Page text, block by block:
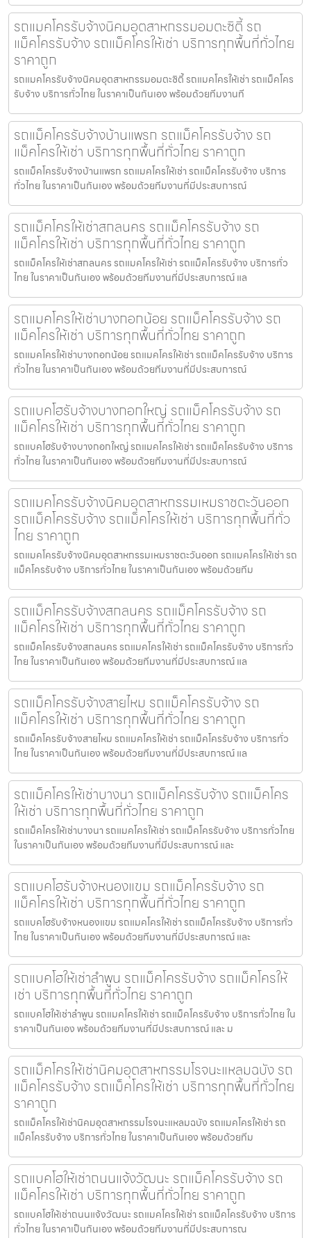
รถแมคโครรับจ้างนิคมอุตสาหกรรมอมตะซิตี้ รถ
แม็คโครรับจ้าง รถแม็คโครให้เช่า บริการทุกพื้นที่ทั่วไทย
ราคาถูก
รถแมคโครรับจ้างนิคมอุตสาหกรรมอมตะซิตี้ รถแมคโครให้เช่า รถแม็คโคร
รับจ้าง บริการทั่วไทย ในราคาเป็นกันเอง พร้อมด้วยทีมงานที
รถแม็คโครรับจ้างบ้านแพรก รถแม็คโครรับจ้าง รถ
แม็คโครให้เช่า บริการทุกพื้นที่ทั่วไทย ราคาถูก
รถแม็คโครรับจ้างบ้านแพรก รถแมคโครให้เช่า รถแม็คโครรับจ้าง บริการ
ทั่วไทย ในราคาเป็นกันเอง พร้อมด้วยทีมงานที่มีประสบการณ์
รถแม็คโครให้เช่าสกลนคร รถแม็คโครรับจ้าง รถ
แม็คโครให้เช่า บริการทุกพื้นที่ทั่วไทย ราคาถูก
รถแม็คโครให้เช่าสกลนคร รถแมคโครให้เช่า รถแม็คโครรับจ้าง บริการทั่ว
ไทย ในราคาเป็นกันเอง พร้อมด้วยทีมงานที่มีประสบการณ์ แล
รถแมคโครให้เช่าบางกอกน้อย รถแม็คโครรับจ้าง รถ
แม็คโครให้เช่า บริการทุกพื้นที่ทั่วไทย ราคาถูก
รถแมคโครให้เช่าบางกอกน้อย รถแมคโครให้เช่า รถแม็คโครรับจ้าง บริการ
ทั่วไทย ในราคาเป็นกันเอง พร้อมด้วยทีมงานที่มีประสบการณ์
รถแบคโฮรับจ้างบางกอกใหญ่ รถแม็คโครรับจ้าง รถ
แม็คโครให้เช่า บริการทุกพื้นที่ทั่วไทย ราคาถูก
รถแบคโฮรับจ้างบางกอกใหญ่ รถแมคโครให้เช่า รถแม็คโครรับจ้าง บริการ
ทั่วไทย ในราคาเป็นกันเอง พร้อมด้วยทีมงานที่มีประสบการณ์
รถแมคโครรับจ้างนิคมอุตสาหกรรมเหมราชตะวันออก
รถแม็คโครรับจ้าง รถแม็คโครให้เช่า บริการทุกพื้นที่ทั่ว
ไทย ราคาถูก
รถแมคโครรับจ้างนิคมอุตสาหกรรมเหมราชตะวันออก รถแมคโครให้เช่า รถ
แม็คโครรับจ้าง บริการทั่วไทย ในราคาเป็นกันเอง พร้อมด้วยทีม
รถแม็คโครรับจ้างสกลนคร รถแม็คโครรับจ้าง รถ
แม็คโครให้เช่า บริการทุกพื้นที่ทั่วไทย ราคาถูก
รถแม็คโครรับจ้างสกลนคร รถแมคโครให้เช่า รถแม็คโครรับจ้าง บริการทั่ว
ไทย ในราคาเป็นกันเอง พร้อมด้วยทีมงานที่มีประสบการณ์ แล
รถแม็คโครรับจ้างสายไหม รถแม็คโครรับจ้าง รถ
แม็คโครให้เช่า บริการทุกพื้นที่ทั่วไทย ราคาถูก
รถแม็คโครรับจ้างสายไหม รถแมคโครให้เช่า รถแม็คโครรับจ้าง บริการทั่ว
ไทย ในราคาเป็นกันเอง พร้อมด้วยทีมงานที่มีประสบการณ์ แล
รถแม็คโครให้เช่าบางนา รถแม็คโครรับจ้าง รถแม็คโคร
ให้เช่า บริการทุกพื้นที่ทั่วไทย ราคาถูก
รถแม็คโครให้เช่าบางนา รถแมคโครให้เช่า รถแม็คโครรับจ้าง บริการทั่วไทย
ในราคาเป็นกันเอง พร้อมด้วยทีมงานที่มีประสบการณ์ และ
รถแบคโฮรับจ้างหนองแขม รถแม็คโครรับจ้าง รถ
แม็คโครให้เช่า บริการทุกพื้นที่ทั่วไทย ราคาถูก
รถแบคโฮรับจ้างหนองแขม รถแมคโครให้เช่า รถแม็คโครรับจ้าง บริการทั่ว
ไทย ในราคาเป็นกันเอง พร้อมด้วยทีมงานที่มีประสบการณ์ และ
รถแบคโฮให้เช่าลำพูน รถแม็คโครรับจ้าง รถแม็คโครให้
เช่า บริการทุกพื้นที่ทั่วไทย ราคาถูก
รถแบคโฮให้เช่าลำพูน รถแมคโครให้เช่า รถแม็คโครรับจ้าง บริการทั่วไทย ใน
ราคาเป็นกันเอง พร้อมด้วยทีมงานที่มีประสบการณ์ และ ม
รถแม็คโครให้เช่านิคมอุตสาหกรรมโรจนะแหลมฉบัง รถ
แม็คโครรับจ้าง รถแม็คโครให้เช่า บริการทุกพื้นที่ทั่วไทย
ราคาถูก
รถแม็คโครให้เช่านิคมอุตสาหกรรมโรจนะแหลมฉบัง รถแมคโครให้เช่า รถ
แม็คโครรับจ้าง บริการทั่วไทย ในราคาเป็นกันเอง พร้อมด้วยทีม
รถแบคโฮให้เช่าถนนแจ้งวัฒนะ รถแม็คโครรับจ้าง รถ
แม็คโครให้เช่า บริการทุกพื้นที่ทั่วไทย ราคาถูก
รถแบคโฮให้เช่าถนนแจ้งวัฒนะ รถแมคโครให้เช่า รถแม็คโครรับจ้าง บริการ
ทั่วไทย ในราคาเป็นกันเอง พร้อมด้วยทีมงานที่มีประสบการณ